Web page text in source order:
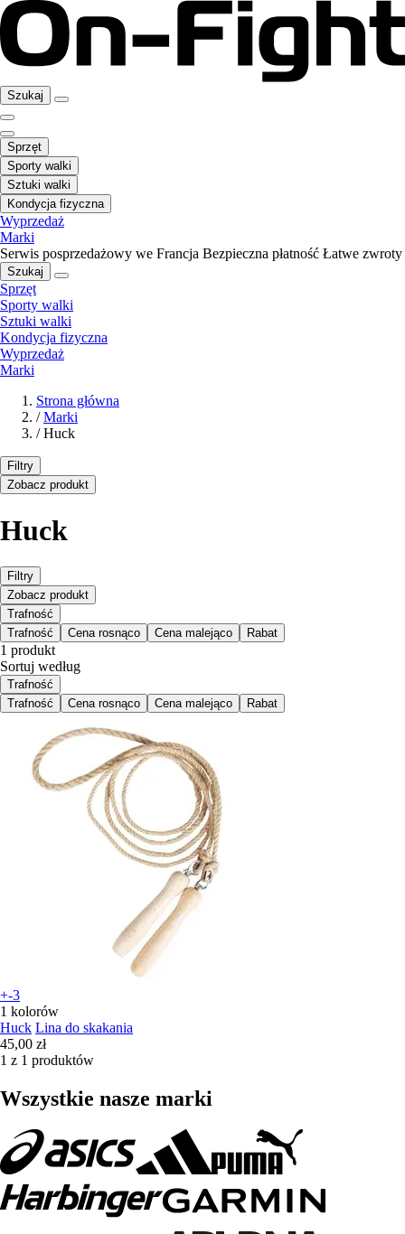
Szukaj
Sprzęt
Sporty walki
Sztuki walki
Kondycja fizyczna
Wyprzedaż
Marki
Serwis posprzedażowy we Francja Bezpieczna płatność Łatwe zwroty
Szukaj
Sprzęt
Sporty walki
Sztuki walki
Kondycja fizyczna
Wyprzedaż
Marki
Strona główna
/ Marki
/ Huck
Filtry
Zobacz produkt
Huck
Filtry
Zobacz produkt
Trafność
Trafność
Cena rosnąco Cena malejąco Rabat
1 produkt
Sortuj według
Trafność
Trafność
Cena rosnąco Cena malejąco Rabat
+-3
1 kolorów
Huck Lina do skakania
45,00 zł
1 z 1 produktów
Wszystkie nasze marki